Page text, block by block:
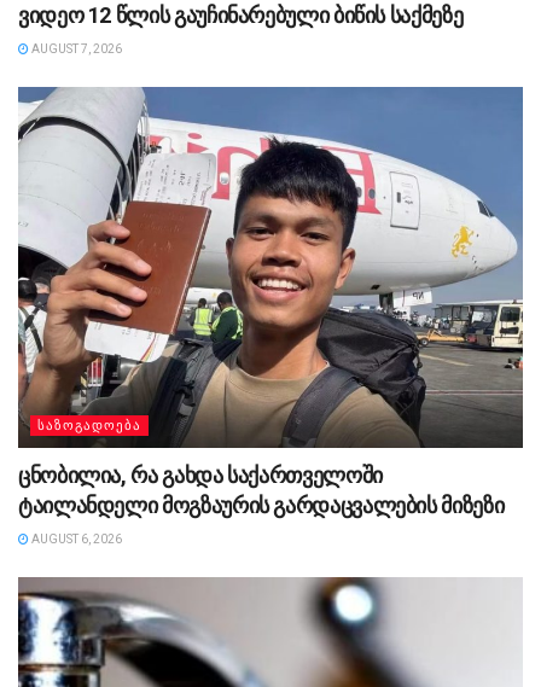
ვიდეო 12 წლის გაუჩინარებული ბიწის საქმეზე
AUGUST 7, 2026
ᲡᲐᲖᲝᲒᲐᲓᲝᲔᲑᲐ
ცნობილია, რა გახდა საქართველოში
ტაილანდელი მოგზაურის გარდაცვალების მიზეზი
AUGUST 6, 2026